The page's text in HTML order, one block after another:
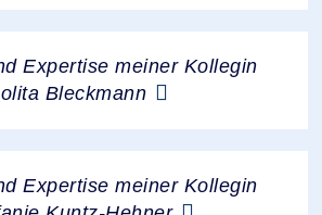
Expertise meiner Kollegin
Bleckmann
Expertise meiner Kollegin